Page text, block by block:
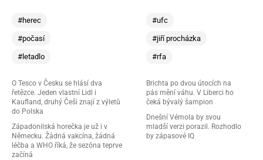
#herec
#počasí
#letadlo
O Tesco v Česku se hlásí dva
řetězce. Jeden vlastní Lidl i
Kaufland, druhý Češi znají z výletů
do Polska
Západonilská horečka je už i v
Německu. Žádná vakcína, žádná
léčba a WHO říká, že sezóna teprve
začíná
#ufc
#jiří procházka
#rfa
Brichta po dvou útocích na
pás mění váhu. V Liberci ho
čeká bývalý šampion
Dnešní Vémola by svou
mladší verzi porazil. Rozhodlo
by zápasové IQ